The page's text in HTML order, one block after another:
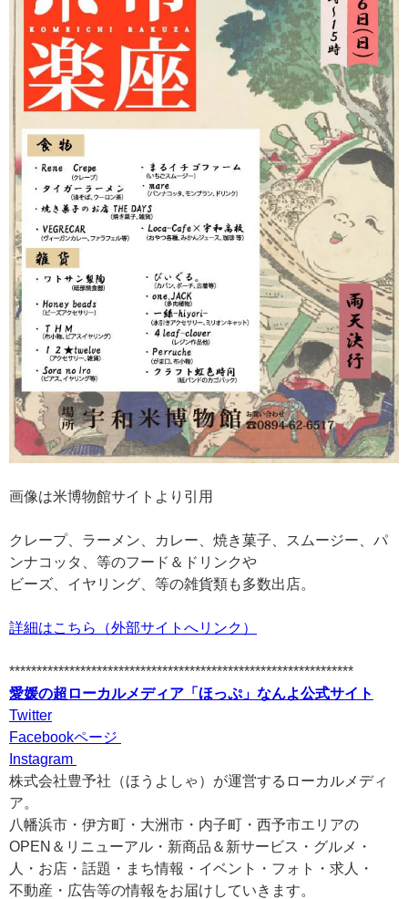
画像は米博物館サイトより引用
クレープ、ラーメン、カレー、焼き菓子、スムージー、パ
ンナコッタ、等のフード＆ドリンクや
ビーズ、イヤリング、等の雑貨類も多数出店。
詳細はこちら（外部サイトへリンク）
***************************************************************
愛媛の超ローカルメディア「ほっぷ」なんよ公式サイト
Twitter
Facebookページ
Instagram
株式会社豊予社（ほうよしゃ）が運営するローカルメディ
ア。
八幡浜市・伊方町・大洲市・内子町・西予市エリアの
OPEN＆リニューアル・新商品＆新サービス・グルメ・
人・お店・話題・まち情報・イベント・フォト・求人・
不動産・広告等の情報をお届けしていきます。